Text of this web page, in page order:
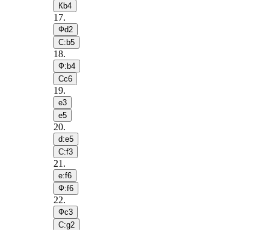
Кb4
17.
Фd2
С:b5
18.
Ф:b4
Сc6
19.
e3
e5
20.
d:e5
С:f3
21 .
e:f6
Ф:f6
22.
Фc3
С:g2